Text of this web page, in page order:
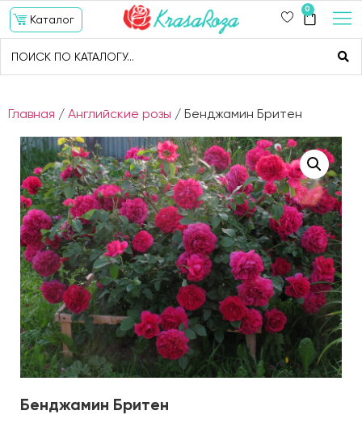
Каталог
0
Главная / Английские розы / Бенджамин Бритен
Бенджамин Бритен